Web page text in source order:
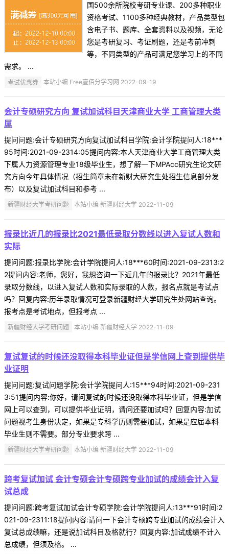
国500余所院校考研专业课、200多种职业
资格考试、1100多种经典教材，产品类型包
含电子书、题库、全套资料以及视频，无论
您是考研复习、考证刷题，还是考前冲刺
等，不同类型的产品可满足您学习上的不同
需求。 ...
考试优惠券 本站小编 Free壹佰分学习网 2022-09-19
会计专硕研究方向 复试加试科目天津商业大学 工商管理大类
属
提问问题:会计专硕研究方向复试加试科目学院:会计学院提问人:18***
95时间:2021-09-2314:05提问内容:本人天津商业大学工商管理大类
下属人力资源管理专业18级毕业生，想了解一下MPAcc研究生论文研
究方向今年具体情况（招生简章未在新财大研究生处招生信息部分发
布）以及复试加试科目和参考 ...
新疆财经大学考研问题 本站小编 新疆财经大学 2022-11-09
报录比近几的报录比2021最低录取分数线以进入复试人数和
实际
提问问题:报录比学院:会计学院提问人:18***60时间:2021-09-2313:2
2提问内容:老师，您好，我想咨询一下近几年的报录比？2021年最低
录取分数线，以进入复试人数和实际录取的人数，报名点就是考试点
吗？回复内容:历年录取情况可登录新疆财经大学研究生处网站查询。
报考点是考试地点，但报考点 ...
新疆财经大学考研问题 本站小编 新疆财经大学 2022-11-09
复试复试的时候还没取得本科毕业证但是学信网上查到提供毕
业证明
提问问题:复试问题学院:会计学院提问人:15***94时间:2021-09-231
3:51提问内容:你好，请问复试的时候还没取得本科毕业证，但是学信
网上可以查到，可以提供毕业证明，请问还要加试吗？回复内容:加试
问题视考生身份决定，如果是专科学历则需要加试，如果是应届本科
毕业生则不需要。部分专业要求跨 ...
新疆财经大学考研问题 本站小编 新疆财经大学 2022-11-09
跨考复试加试 会计专硕会计专硕跨专业加试的成绩会计入复
试总成
提问问题:跨考复试加试会计专硕学院:会计学院提问人:13***91时间:2
021-09-2311:18提问内容:请问一下会计专硕跨专业加试的成绩会计入
复试总成绩嘛，还是说加试科目及格就行？回复内容:加试成绩不计入
总成绩，但须及格。 ...